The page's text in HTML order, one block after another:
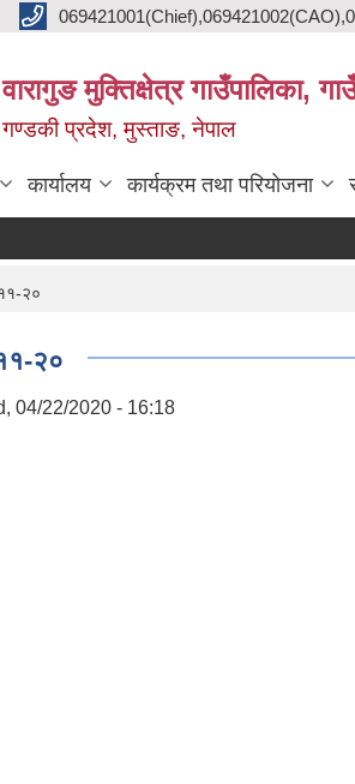
वारागुङ मुक्तिक्षेत्र गाउँपालिका,
गण्डकी प्रदेश, मुस्ताङ, नेपाल
कार्यालय कार्यक्रम तथा परियोजना
२०
२०
04/22/2020 - 16:18